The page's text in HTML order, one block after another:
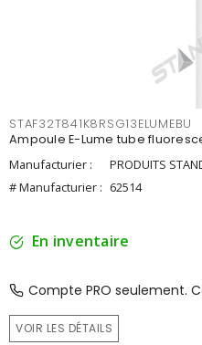
STAF32T841K8RSG13ELUMEBU
Ampoule E-Lume tube
Manufacturier :
PRODUITS
# Manufacturier : 62514
En inventaire
Compte PRO seulement.
VOIR LES DÉTAILS